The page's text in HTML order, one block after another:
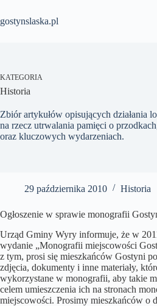
treści
gostynslaska.pl
KATEGORIA
Historia
Zbiór artykułów opisujących działania
na rzecz utrwalania pamięci o
oraz kluczowych wydarzeniach.
29 października 2010 Historia
Ogłoszenie w sprawie monografii
Urząd Gminy Wyry informuje, że w
wydanie „Monografii miejscowości
z tym, prosi się mieszkańców Gostyni
zdjęcia, dokumenty i inne materiały,
wykorzystane w monografii, aby takie
celem umieszczenia ich na stronach
miejscowości. Prosimy mieszkańców o